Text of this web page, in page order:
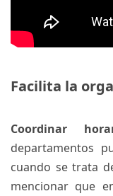
Facilita la
Coordinar
departamentos
cuando se trata
mencionar que